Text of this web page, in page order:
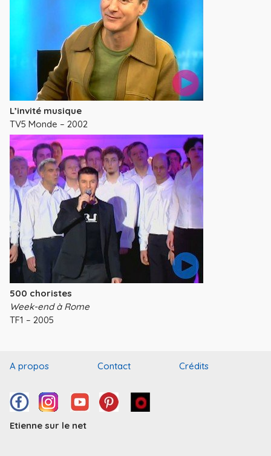
L’invité musique
TV5 Monde – 2002
500 choristes
Week-end à Rome
TF1 – 2005
A propos Contact Crédits
Etienne sur le net